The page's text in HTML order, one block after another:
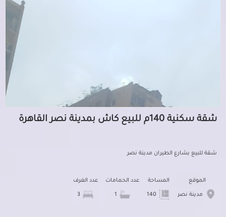
شقة سكنية 140م للبيع كاش بمدينة نصر القاهرة
شقة للبيع بشارع الطيران مدينة نصر
الموقع
مدينة نصر
المساحة عدد الحمامات عدد الغرف